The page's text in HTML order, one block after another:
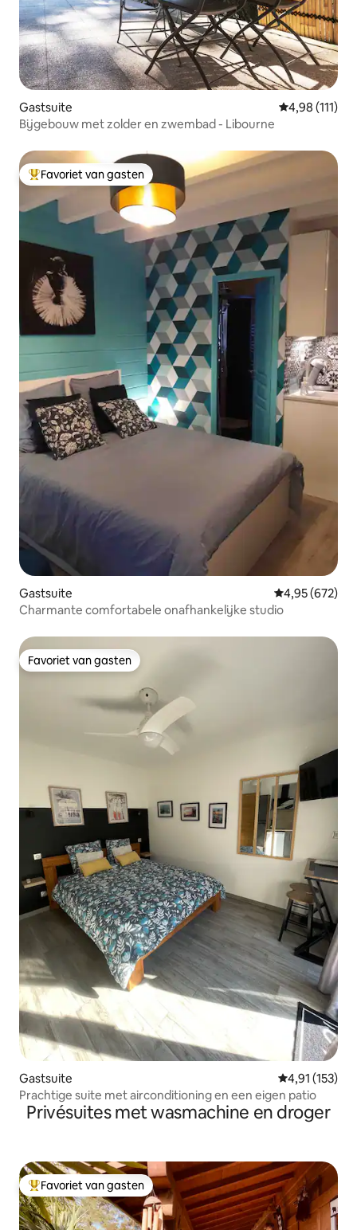
Gastsuite Gemiddelde
4,98 (111)
Bijgebouw met zolder en zwembad - Libourne
Topfavoriet van gasten
Favoriet van gasten
Gastsuite Gemiddelde
4,95 (672)
Charmante comfortabele onafhankelijke studio
Favoriet van gasten
Favoriet van gasten
Gastsuite Gemiddelde
4,91 (153)
Prachtige suite met airconditioning en een eigen patio
Privésuites met wasmachine en droger
Topfavoriet van gasten
Favoriet van gasten